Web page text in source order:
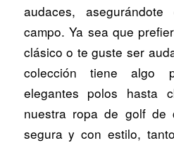
audaces,
campo. Ya sea que
clásico o te guste ser
colección tiene algo
elegantes polos hasta
nuestra ropa de golf de
segura y con estilo,